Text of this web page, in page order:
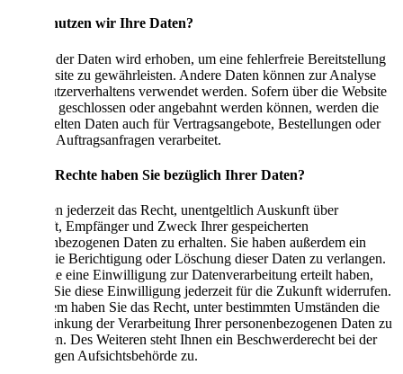
Wofür nutzen wir Ihre Daten?
Ein Teil der Daten wird erhoben, um eine fehlerfreie Bereitstellung
der Website zu gewährleisten. Andere Daten können zur Analyse
Ihres Nutzerverhaltens verwendet werden. Sofern über die Website
Verträge geschlossen oder angebahnt werden können, werden die
übermittelten Daten auch für Vertragsangebote, Bestellungen oder
sonstige Auftragsanfragen verarbeitet.
Welche Rechte haben Sie bezüglich Ihrer Daten?
Sie haben jederzeit das Recht, unentgeltlich Auskunft über
Herkunft, Empfänger und Zweck Ihrer gespeicherten
personenbezogenen Daten zu erhalten. Sie haben außerdem ein
Recht, die Berichtigung oder Löschung dieser Daten zu verlangen.
Wenn Sie eine Einwilligung zur Datenverarbeitung erteilt haben,
können Sie diese Einwilligung jederzeit für die Zukunft widerrufen.
Außerdem haben Sie das Recht, unter bestimmten Umständen die
Einschränkung der Verarbeitung Ihrer personenbezogenen Daten zu
verlangen. Des Weiteren steht Ihnen ein Beschwerderecht bei der
zuständigen Aufsichtsbehörde zu.